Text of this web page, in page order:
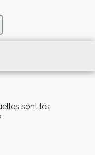
sont les